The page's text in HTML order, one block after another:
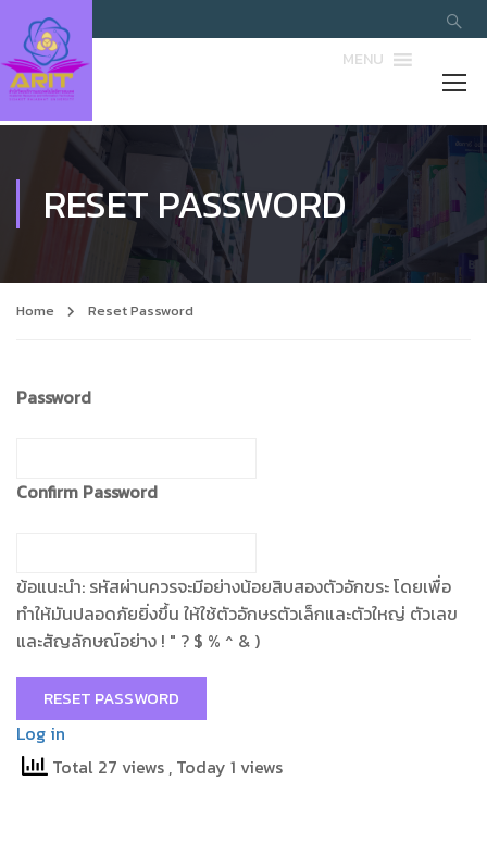
MENU
RESET PASSWORD
Home Reset Password
Password
Confirm Password
ข้อแนะนำ: รหัสผ่านควรจะมีอย่างน้อยสิบสองตัวอักขระ โดยเพื่อ
ทำให้มันปลอดภัยยิ่งขึ้น ให้ใช้ตัวอักษรตัวเล็กและตัวใหญ่ ตัวเลข
และสัญลักษณ์อย่าง ! " ? $ % ^ & )
Log in
Total 27 views , Today 1 views